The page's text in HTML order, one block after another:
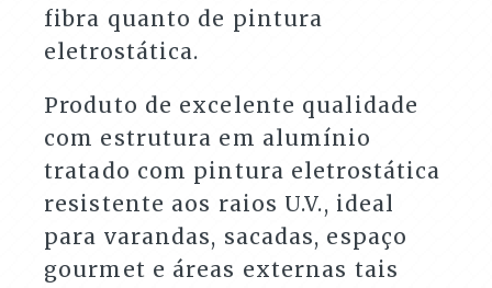
fibra quanto de pintura
eletrostática.
Produto de excelente qualidade
com estrutura em alumínio
tratado com pintura eletrostática
resistente aos raios U.V., ideal
para varandas, sacadas, espaço
gourmet e áreas externas tais